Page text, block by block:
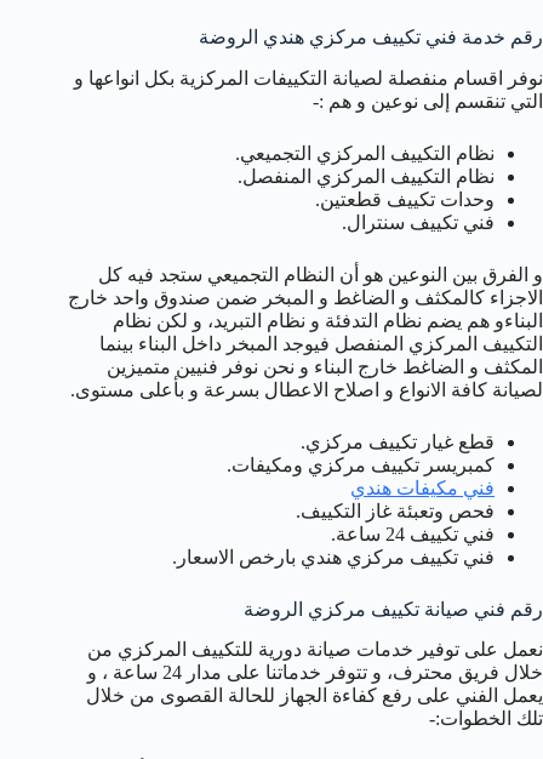
رقم خدمة فني تكييف مركزي هندي الروضة
نوفر اقسام منفصلة لصيانة التكييفات المركزية بكل انواعها و
التي تنقسم إلى نوعين و هم :-
نظام التكييف المركزي التجميعي.
نظام التكييف المركزي المنفصل.
وحدات تكييف قطعتين.
فني تكييف سنترال.
و الفرق بين النوعين هو أن النظام التجميعي ستجد فيه كل
الاجزاء كالمكثف و الضاغط و المبخر ضمن صندوق واحد خارج
البناءو هم يضم نظام التدفئة و نظام التبريد، و لكن نظام
التكييف المركزي المنفصل فيوجد المبخر داخل البناء بينما
المكثف و الضاغط خارج البناء و نحن نوفر فنيين متميزين
لصيانة كافة الانواع و اصلاح الاعطال بسرعة و بأعلى مستوى.
قطع غيار تكييف مركزي.
كمبريسر تكييف مركزي ومكيفات.
فني مكيفات هندي
فحص وتعبئة غاز التكييف.
فني تكييف 24 ساعة.
فني تكييف مركزي هندي بارخص الاسعار.
رقم فني صيانة تكييف مركزي الروضة
نعمل على توفير خدمات صيانة دورية للتكييف المركزي من
خلال فريق محترف، و تتوفر خدماتنا على مدار 24 ساعة ، و
يعمل الفني على رفع كفاءة الجهاز للحالة القصوى من خلال
تلك الخطوات:-